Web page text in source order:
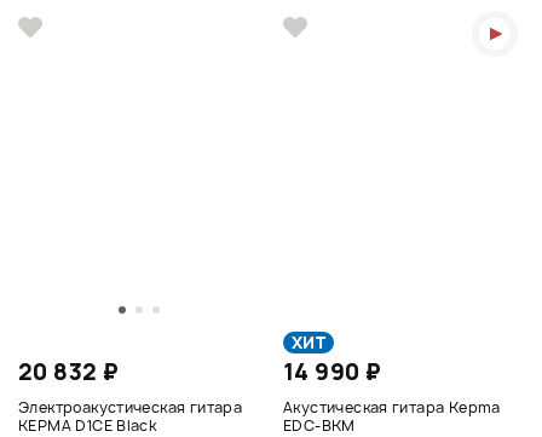
20 832 ₽
Электроакустическая гитара
KEPMA D1CE Black
ХИТ
14 990 ₽
Акустическая гитара Kepma
EDC-BKM